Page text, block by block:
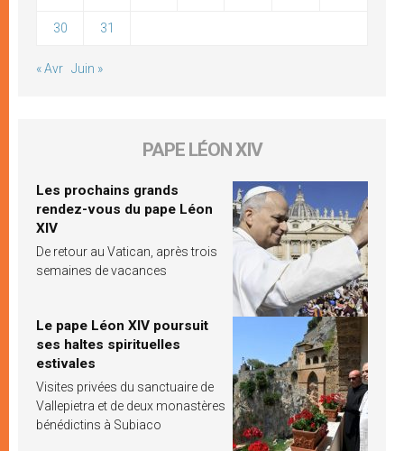
30 31
« Avr Juin »
PAPE LÉON XIV
Les prochains grands
rendez-vous du pape Léon
XIV
De retour au Vatican, après trois
semaines de vacances
Le pape Léon XIV poursuit
ses haltes spirituelles
estivales
Visites privées du sanctuaire de
Vallepietra et de deux monastères
bénédictins à Subiaco